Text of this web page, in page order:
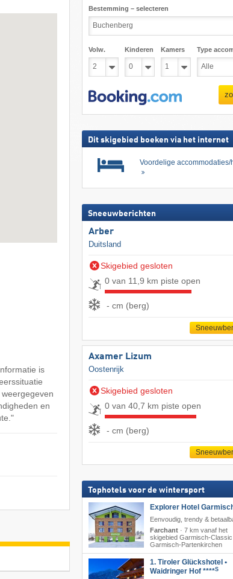
is
en
Bestemming – selecteren
Volw. Kinderen Kamers Type
Dit skigebied boeken via het internet
Voordelige accommodaties/
Sneeuwberichten
Arber
Duitsland
Skigebied gesloten
0 van 11,9 km piste open
- cm (berg)
Axamer Lizum
Oostenrijk
Skigebied gesloten
0 van 40,7 km piste open
- cm (berg)
Tophotels voor de wintersport
Explorer Hotel
Eenvoudig, trendy &
Farchant· 7 km vanaf het
skigebied Garmisch-
Garmisch-Partenkirchen
1. Tiroler Glückshotel •
Waidringer Hof ****S